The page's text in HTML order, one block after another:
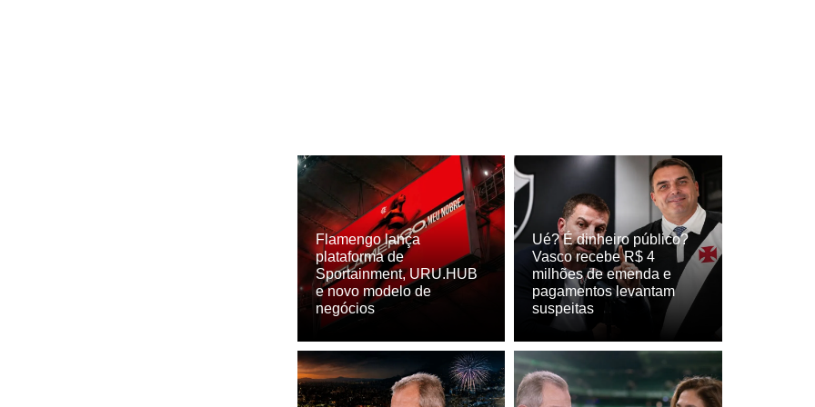
Flamengo lança
plataforma de
Sportainment, URU.HUB
e novo modelo de
negócios
Ué? É dinheiro público?
Vasco recebe R$ 4
milhões de emenda e
pagamentos levantam
suspeitas